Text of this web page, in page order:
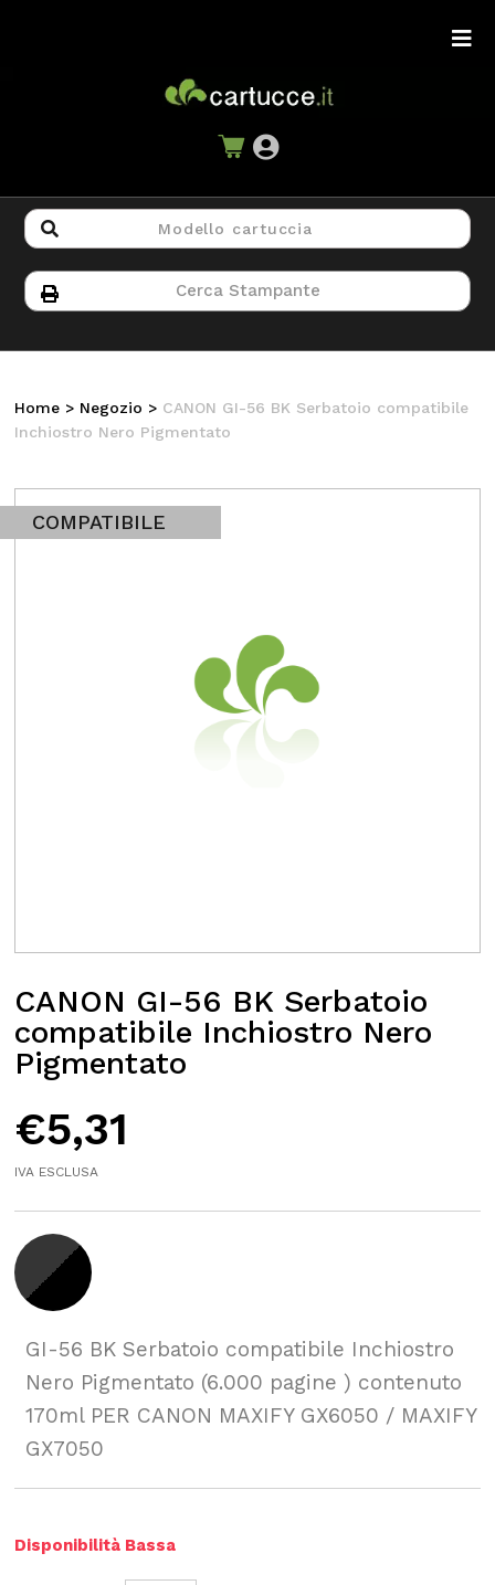
Home > Negozio > CANON GI-56 BK Serbatoio compatibile
Inchiostro Nero Pigmentato
COMPATIBILE
CANON GI-56 BK Serbatoio
compatibile Inchiostro Nero
Pigmentato
€5,31
IVA ESCLUSA
GI-56 BK Serbatoio compatibile Inchiostro
Nero Pigmentato (6.000 pagine ) contenuto
170ml PER CANON MAXIFY GX6050 / MAXIFY
GX7050
Disponibilità Bassa